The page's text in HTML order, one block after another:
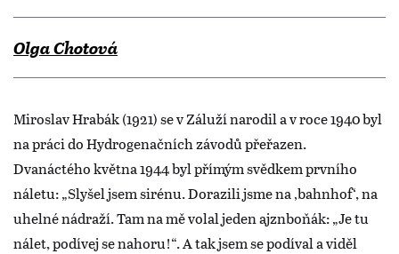
Olga Chotová
Miroslav Hrabák (1921) se v Záluží narodil a v roce 1940 byl
na práci do Hydrogenačních závodů přeřazen.
Dvanáctého května 1944 byl přímým svědkem prvního
náletu: „Slyšel jsem sirénu. Dorazili jsme na ‚bahnhof‘, na
uhelné nádraží. Tam na mě volal jeden ajznboňák: „Je tu
nálet, podívej se nahoru!“. A tak jsem se podíval a viděl